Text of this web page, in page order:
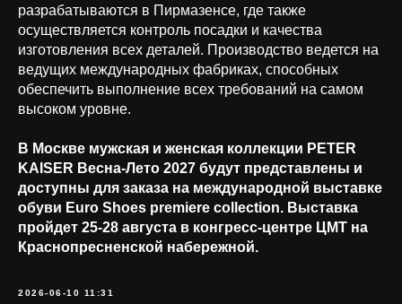
разрабатываются в Пирмазенсе, где также
осуществляется контроль посадки и качества
изготовления всех деталей. Производство ведется на
ведущих международных фабриках, способных
обеспечить выполнение всех требований на самом
высоком уровне.
В Москве мужская и женская коллекции PETER
KAISER Весна-Лето 2027 будут представлены и
доступны для заказа на международной выставке
обуви Euro Shoes premiere collection. Выставка
пройдет 25-28 августа в конгресс-центре ЦМТ на
Краснопресненской набережной.
2026-06-10 11:31